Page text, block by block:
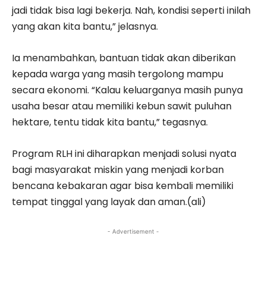
jadi tidak bisa lagi bekerja. Nah, kondisi seperti inilah
yang akan kita bantu,” jelasnya.
Ia menambahkan, bantuan tidak akan diberikan
kepada warga yang masih tergolong mampu
secara ekonomi. “Kalau keluarganya masih punya
usaha besar atau memiliki kebun sawit puluhan
hektare, tentu tidak kita bantu,” tegasnya.
Program RLH ini diharapkan menjadi solusi nyata
bagi masyarakat miskin yang menjadi korban
bencana kebakaran agar bisa kembali memiliki
tempat tinggal yang layak dan aman.(ali)
- Advertisement -